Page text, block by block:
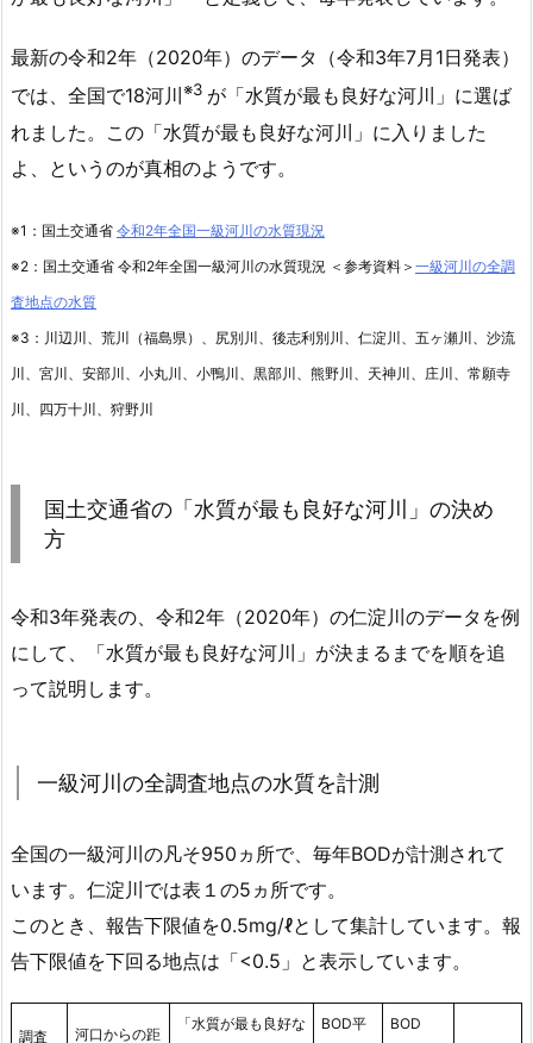
最新の令和2年（2020年）のデータ（令和3年7月1日発表）
では、全国で18河川 ※3 が「水質が最も良好な河川」に選ば
れました。この「水質が最も良好な河川」に入りました
よ、というのが真相のようです。
※1：国土交通省 令和2年全国一級河川の水質現況
※2：国土交通省 令和2年全国一級河川の水質現況 ＜参考資料＞ 一級河川の全調
査地点の水質
※3：川辺川、荒川（福島県）、尻別川、後志利別川、仁淀川、五ヶ瀬川、沙流
川、宮川、安部川、小丸川、小鴨川、黒部川、熊野川、天神川、庄川、常願寺
川、四万十川、狩野川
国土交通省の「水質が最も良好な河川」の決め
方
令和3年発表の、令和2年（2020年）の仁淀川のデータを例
にして、「水質が最も良好な河川」が決まるまでを順を追
って説明します。
一級河川の全調査地点の水質を計測
全国の一級河川の凡そ950ヵ所で、毎年BODが計測されて
います。仁淀川では表１の5ヵ所です。
このとき、報告下限値を0.5mg/ℓとして集計しています。報
告下限値を下回る地点は「<0.5」と表示しています。
調査 河口からの距
「水質が最も良好な
BOD平
BOD